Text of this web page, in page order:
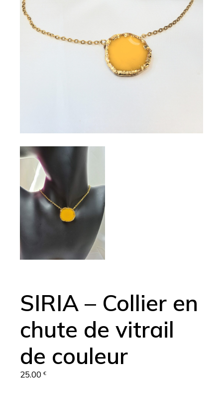
SIRIA – Collier en
chute de vitrail
de couleur
25.00€